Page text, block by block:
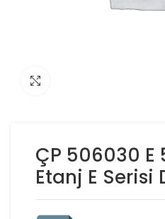
ÇP 506030 E
Etanj E Serisi